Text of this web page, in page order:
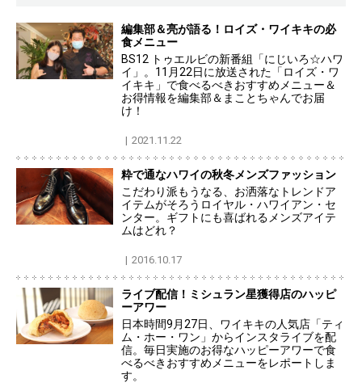
編集部＆亮が語る！ロイズ・ワイキキの必
食メニュー
BS12 トゥエルビの新番組「にじいろ☆ハワ
イ」。11月22日に放送された「ロイズ・ワ
イキキ」で食べるべきおすすめメニュー＆
お得情報を編集部＆まことちゃんでお届
け！
2021.11.22
粋で通なハワイの秋冬メンズファッション
こだわり派もうなる、お洒落なトレンドア
イテムがそろうロイヤル・ハワイアン・セ
ンター。ギフトにも喜ばれるメンズアイテ
ムはどれ？
2016.10.17
ライブ配信！ミシュラン星獲得店のハッピ
ーアワー
日本時間9月27日、ワイキキの人気店「ティ
ム・ホー・ワン」からインスタライブを配
信。毎日実施のお得なハッピーアワーで食
べるべきおすすめメニューをレポートしま
す。